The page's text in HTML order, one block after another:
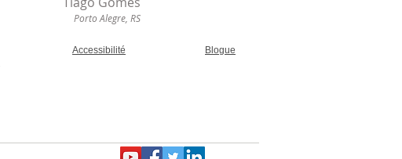
Porto Alegre, RS
Accessibilité Blogue